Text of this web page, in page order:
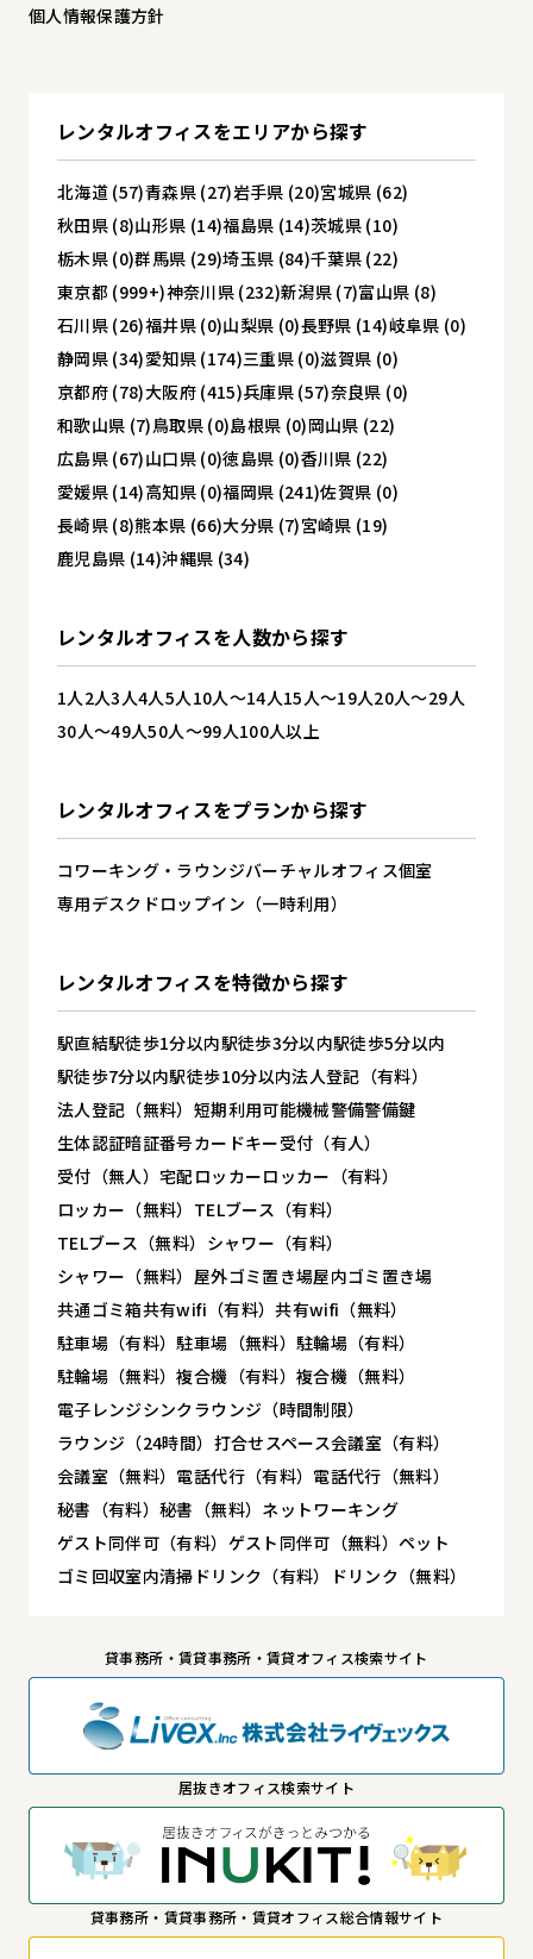
個人情報保護方針
レンタルオフィスをエリアから探す
北海道 (57)青森県 (27)岩手県 (20)宮城県 (62)
秋田県 (8)山形県 (14)福島県 (14)茨城県 (10)
栃木県 (0)群馬県 (29)埼玉県 (84)千葉県 (22)
東京都 (999+)神奈川県 (232)新潟県 (7)富山県 (8)
石川県 (26)福井県 (0)山梨県 (0)長野県 (14)岐阜県 (0)
静岡県 (34)愛知県 (174)三重県 (0)滋賀県 (0)
京都府 (78)大阪府 (415)兵庫県 (57)奈良県 (0)
和歌山県 (7)鳥取県 (0)島根県 (0)岡山県 (22)
広島県 (67)山口県 (0)徳島県 (0)香川県 (22)
愛媛県 (14)高知県 (0)福岡県 (241)佐賀県 (0)
長崎県 (8)熊本県 (66)大分県 (7)宮崎県 (19)
鹿児島県 (14)沖縄県 (34)
レンタルオフィスを人数から探す
1人 2人3人4人5人 10人～14人15人～19人20人～29人
30人～49人50人～99人100人以上
レンタルオフィスをプランから探す
コワーキング・ラウンジバーチャルオフィス個室
専用デスク ドロップイン（一時利用）
レンタルオフィスを特徴から探す
駅直結駅徒歩1分以内駅徒歩3分以内駅徒歩5分以内
駅徒歩7分以内駅徒歩10分以内法人登記（有料）
法人登記（無料） 短期利用可能機械警備警備鍵
生体認証暗証番号カードキー受付（有人）
受付（無人）宅配ロッカーロッカー（有料）
ロッカー（無料） TELブース（有料）
TELブース（無料） シャワー（有料）
シャワー（無料） 屋外ゴミ置き場屋内ゴミ置き場
共通ゴミ箱共有wifi（有料）共有wifi（無料）
駐車場（有料）駐車場（無料） 駐輪場（有料）
駐輪場（無料）複合機（有料） 複合機（無料）
電子レンジシンクラウンジ（時間制限）
ラウンジ（24時間） 打合せスペース会議室（有料）
会議室（無料） 電話代行（有料） 電話代行（無料）
秘書（有料）秘書（無料） ネットワーキング
ゲスト同伴可（有料） ゲスト同伴可（無料）ペット
ゴミ回収室内清掃 ドリンク（有料） ドリンク（無料）
貸事務所・賃貸事務所・賃貸オフィス検索サイト
居抜きオフィス検索サイト
貸事務所・賃貸事務所・賃貸オフィス総合情報サイト